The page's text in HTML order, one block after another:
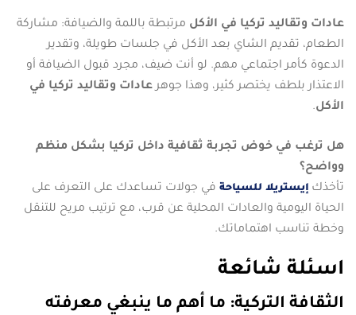
عادات وتقاليد تركيا في الأكل مرتبطة باللمة والضيافة: مشاركة
الطعام، تقديم الشاي بعد الأكل في جلسات طويلة، وتقدير
الدعوة كأمر اجتماعي مهم. لو أنت ضيف، مجرد قبول الضيافة أو
الاعتذار بلطف يختصر كثير، وهذا جوهر عادات وتقاليد تركيا في
الأكل.
هل ترغب في خوض تجربة ثقافية داخل تركيا بشكل منظم
وواضح؟
تأخذك إيستريلا للسياحة في جولات تساعدك على التعرف على
الحياة اليومية والعادات المحلية عن قرب، مع ترتيب مريح للتنقل
وخطة تناسب اهتماماتك.
اسئلة شائعة
الثقافة التركية: ما أهم ما ينبغي معرفته